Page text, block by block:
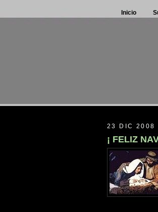
Inicio
23 DIC 2008
¡ FELIZ